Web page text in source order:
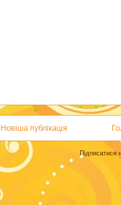
Новіша публікація
Підписатися